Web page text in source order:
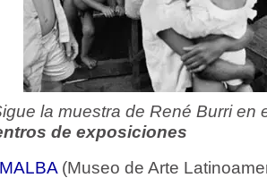
la muestra de René Burri en
de exposiciones
MALBA(Museo de Arte